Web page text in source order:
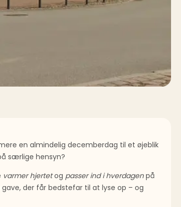
en almindelig decemberdag til et øjeblik
særlige hensyn?
varmer hjertetog passer ind i hverdagenpå
der får bedstefar til at lyse op – og